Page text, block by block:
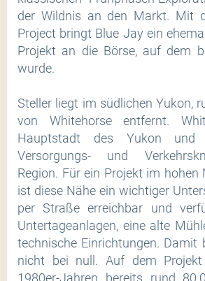
der Wildnis an den Markt. Mit
Project bringt Blue Jay ein
Projekt an die Börse, auf dem
wurde.
Steller liegt im südlichen Yukon,
von Whitehorse entfernt.
Hauptstadt des Yukon und
Versorgungs- und
Region. Für ein Projekt im hohen
ist diese Nähe ein wichtiger
per Straße erreichbar und
Untertageanlagen, eine alte
technische Einrichtungen. Damit
nicht bei null. Auf dem